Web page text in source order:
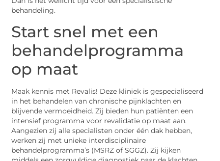
behandeling.
Start snel met een
behandelprogramma
op maat
Maak kennis met Revalis! Deze kliniek is gespecialiseerd
in het behandelen van chronische pijnklachten en
blijvende vermoeidheid. Zij bieden hun patiënten een
intensief programma voor revalidatie op maat aan.
Aangezien zij alle specialisten onder één dak hebben,
werken zij met unieke interdisciplinaire
behandelprogramma’s (MSRZ of SGGZ). Zij kijken